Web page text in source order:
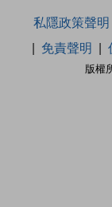
版權
私隱政策聲明
免責聲明